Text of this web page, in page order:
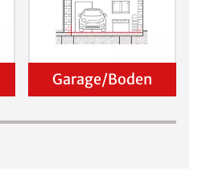
Garage/Boden